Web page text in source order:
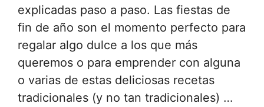
explicadas paso a paso. Las fiestas de
fin de año son el momento perfecto para
regalar algo dulce a los que más
queremos o para emprender con alguna
o varias de estas deliciosas recetas
tradicionales (y no tan tradicionales) …